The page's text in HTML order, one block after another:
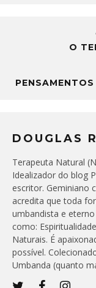
O
DOUGLAS
Terapeuta Natural
Idealizador do blog
escritor. Geminiano
acredita que toda
umbandista e
como:
Naturais. É
possível.
Umbanda (quanto